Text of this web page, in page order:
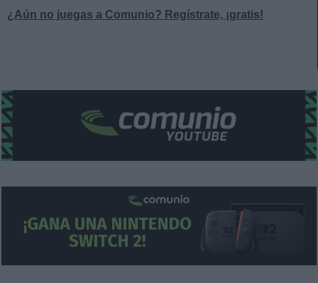
¿Aún no juegas a Comunio? Regístrate, ¡gratis!